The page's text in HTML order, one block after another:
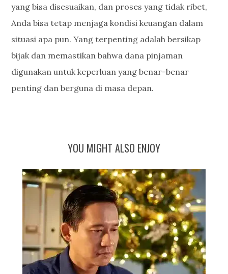
yang bisa disesuaikan, dan proses yang tidak ribet,
Anda bisa tetap menjaga kondisi keuangan dalam
situasi apa pun. Yang terpenting adalah bersikap
bijak dan memastikan bahwa dana pinjaman
digunakan untuk keperluan yang benar-benar
penting dan berguna di masa depan.
YOU MIGHT ALSO ENJOY